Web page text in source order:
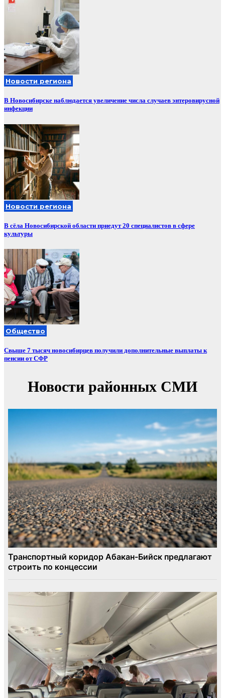
Новости региона
В Новосибирске наблюдается увеличение числа случаев энтеровирусной
инфекции
Новости региона
В сёла Новосибирской области приедут 20 специалистов в сфере
культуры
Общество
Свыше 7 тысяч новосибирцев получили дополнительные выплаты к
пенсии от СФР